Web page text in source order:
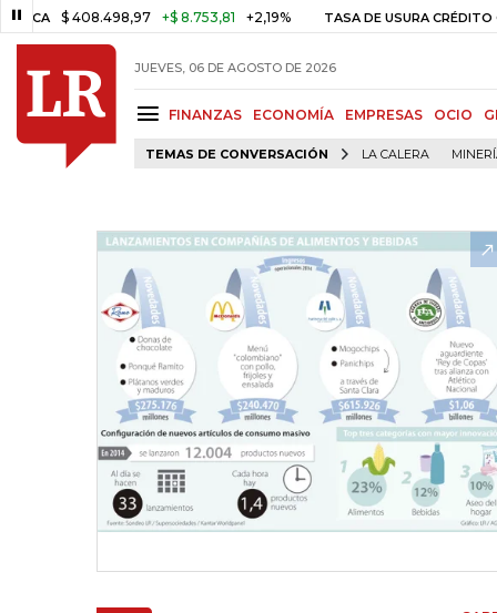
$ 408.498,97 +$ 8.753,81 +2,19% TASA DE USURA CRÉDITO
JUEVES, 06 DE AGOSTO DE 2026
FINANZAS ECONOMÍA EMPRESAS OCIO
TEMAS DE CONVERSACIÓN LA CALERA